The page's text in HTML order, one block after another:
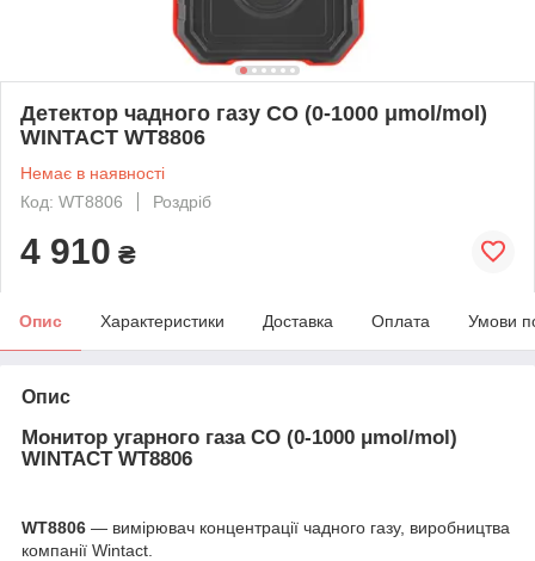
Детектор чадного газу CO (0-1000 μmol/mol)
WINTACT WT8806
Немає в наявності
Код: WT8806
Роздріб
4 910 ₴
Опис Характеристики Доставка Оплата Умови
Опис
Монитор угарного газа CO (0-1000 μmol/mol)
WINTACT WT8806
WT8806 — вимірювач концентрації чадного газу, виробництва
компанії Wintact.